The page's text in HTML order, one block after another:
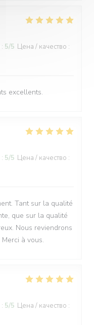
: 5/5 Цена / качество :
excellents.
: 5/5 Цена / качество :
Tant sur la qualité
que sur la qualité
Nous reviendrons
à vous.
: 5/5 Цена / качество :